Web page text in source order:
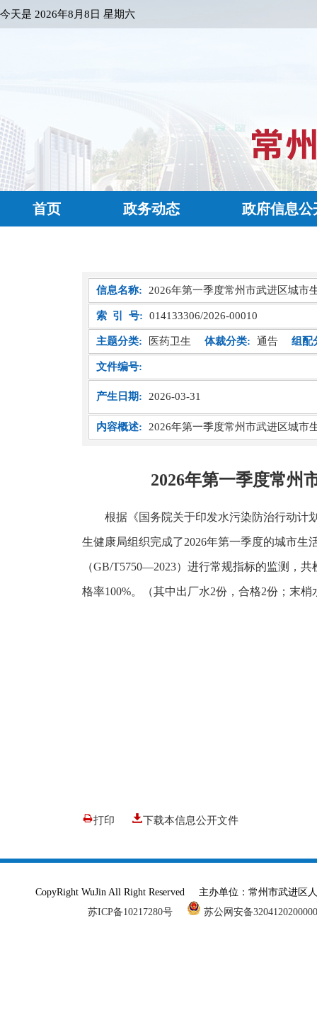
今天是 2026年8月8日 星期六
首页 政务动态 政府信息公
信息名称: 2026年第一季度常州市武进区城市
索 引 号: 014133306/2026-00010
主题分类: 医药卫生 体裁分类: 通告 组配
文件编号:
产生日期: 2026-03-31
内容概述: 2026年第一季度常州市武进区城市
2026年第一季度常州
根据《国务院关于印发水污染防治行动计
生健康局组织完成了2026年第一季度的城市
（GB/T5750—2023）进行常规指标的监测，
格率100%。（其中出厂水2份，合格2份；末
打印 下载本信息公开文件
CopyRight WuJin All Right Reserved 主办单位：常州市武进
苏ICP备10217280号
苏公网安备